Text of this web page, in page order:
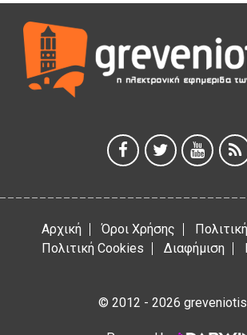
ΕΥΧΑΡΙΣΤΙΕΣ Φυσιολατρικού Συλλόγου
4 Αυγούστου 2026
Έκτακτη χρηματοδότηση 400.000€ για
Αρχική Όροι Χρήσης
Πολιτική Cookies
Διαφήμιση
© 2012 - 2026